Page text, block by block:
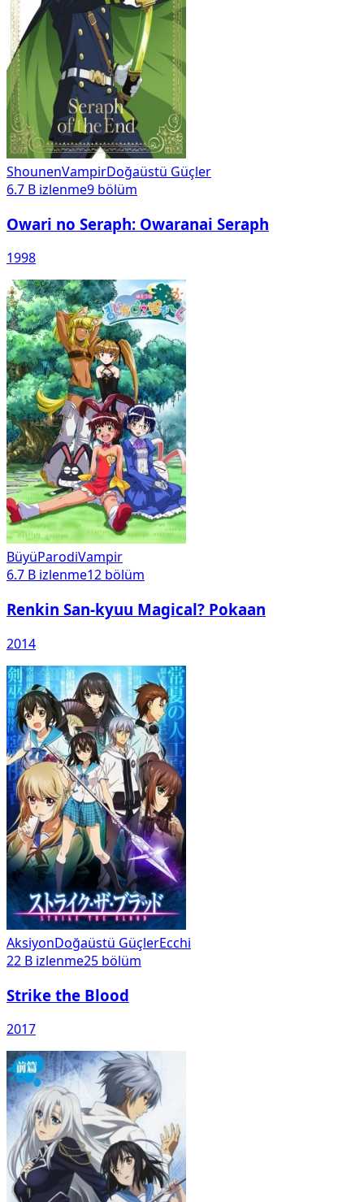
ShounenVampirDoğaüstü Güçler
6.7 B izlenme9 bölüm
Owari no Seraph: Owaranai Seraph
1998
BüyüParodiVampir
6.7 B izlenme12 bölüm
Renkin San-kyuu Magical? Pokaan
2014
AksiyonDoğaüstü GüçlerEcchi
22 B izlenme25 bölüm
Strike the Blood
2017